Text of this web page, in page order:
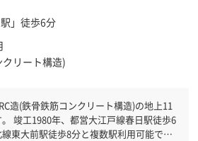
」徒歩6分
クリート構造)
造(鉄骨鉄筋コンクリート構造)の地上11
徒歩6
東大前駅徒歩8分と複数駅利用可能で